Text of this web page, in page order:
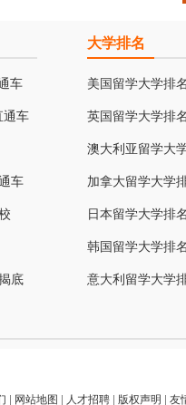
车
通车
车
底
大学排名
美国留学大学排名
英国留学大学排名
澳大利亚留学大
加拿大留学大学
日本留学大学排名
韩国留学大学排名
意大利留学大学
| 网站地图 | 人才招聘| 版权声明 | 友